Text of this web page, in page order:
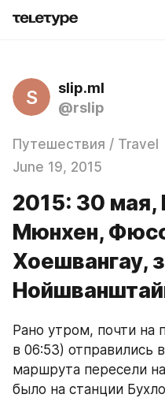
S
slip.ml
@rslip
Путешествия / Travel
June 19, 2015
2015: 30 мая,
Мюнхен,
Хоешвангау,
Рано утром, почти
в 06:53) отправились
маршрута пересели
было на станции